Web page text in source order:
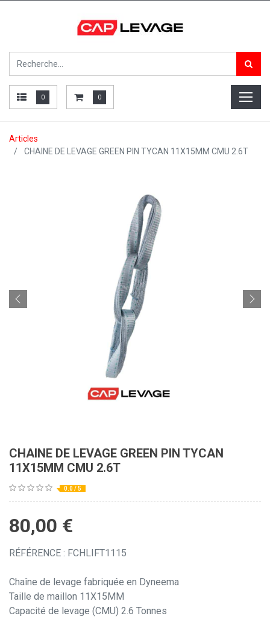
0 0
Articles
CHAINE DE LEVAGE GREEN PIN TYCAN 11X15MM CMU 2.6T
CHAINE DE LEVAGE GREEN PIN TYCAN
11X15MM CMU 2.6T
0.0 / 5
80,00 €
RÉFÉRENCE : FCHLIFT1115
Chaîne de levage fabriquée en Dyneema
Taille de maillon 11X15MM
Capacité de levage (CMU) 2.6 Tonnes